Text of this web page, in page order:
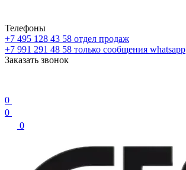
Телефоны
+7 495 128 43 58 отдел продаж
+7 991 291 48 58 только сообщения whatsapp
Заказать звонок
0
0
0